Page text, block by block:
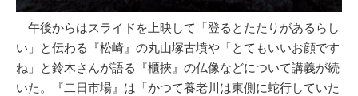
午後からはスライドを上映して「登るとたたりがあるらし
い」と伝わる『松崎』の丸山塚古墳や「とてもいいお顔です
ね」と鈴木さんが語る『櫃挾』の仏像などについて講義が続
いた。『二日市場』は「かつて養老川は東側に蛇行していた